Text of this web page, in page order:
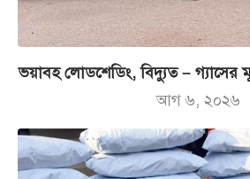
ভয়াবহ লোডশেডিং, বিদ্যুত – গ্যাসের
আগ ৬, ২০২৬